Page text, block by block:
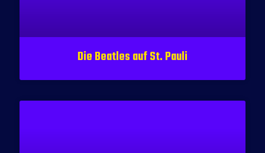
Die Beatles auf St. Pauli